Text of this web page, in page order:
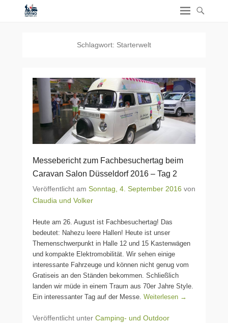
Schlagwort: Starterwelt
Messebericht zum Fachbesuchertag beim
Caravan Salon Düsseldorf 2016 – Tag 2
Veröffentlicht am Sonntag, 4. September 2016 von
Claudia und Volker
Heute am 26. August ist Fachbesuchertag! Das
bedeutet: Nahezu leere Hallen! Heute ist unser
Themenschwerpunkt in Halle 12 und 15 Kastenwägen
und kompakte Elektromobilität. Wir sehen einige
interessante Fahrzeuge und können nicht genug vom
Gratiseis an den Ständen bekommen. Schließlich
landen wir müde in einem Traum aus 70er Jahre Style.
Ein interessanter Tag auf der Messe. Weiterlesen →
Veröffentlicht unter Camping- und Outdoor